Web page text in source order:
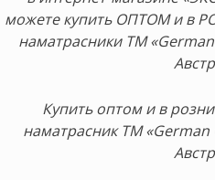
можете купить ОПТОМ и в
наматрасники ТМ
Купить оптом и в
наматрасник ТМ «German